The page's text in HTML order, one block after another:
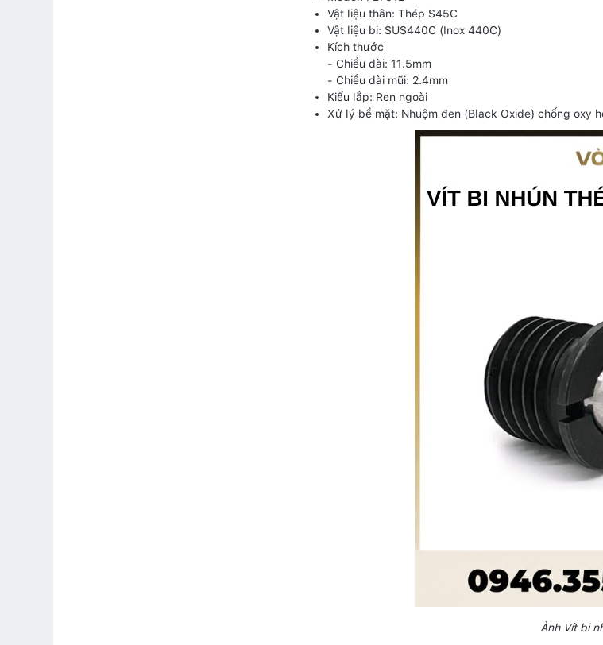
Vật liệu thân: Thép S45C
Vật liệu bi: SUS440C (Inox 440C)
Kích thước
- Chiều dài: 11.5mm
- Chiều dài mũi: 2.4mm
Kiểu lắp: Ren ngoài
Xử lý bề mặt: Nhuộm đen (Black Oxide) chống oxy
Ảnh Vít bi